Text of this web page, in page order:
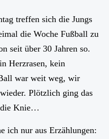
treffen sich die Jungs
die Woche Fußball zu
seit über 30 Jahren so.
Herzrasen, kein
war weit weg, wir
Plötzlich ging das
die Knie…
ich nur aus Erzählungen: